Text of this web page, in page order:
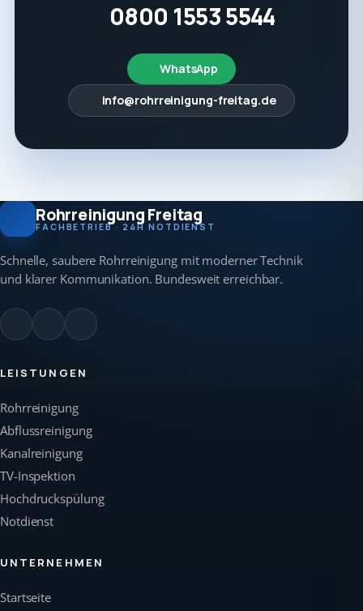
0800 1553 5544
WhatsApp
info@rohrreinigung-freitag.de
Rohrreinigung Freitag
FACHBETRIEB · 24H NOTDIENST
Schnelle, saubere Rohrreinigung mit moderner Technik
und klarer Kommunikation. Bundesweit erreichbar.
LEISTUNGEN
Rohrreinigung
Abflussreinigung
Kanalreinigung
TV-Inspektion
Hochdruckspülung
Notdienst
UNTERNEHMEN
Startseite